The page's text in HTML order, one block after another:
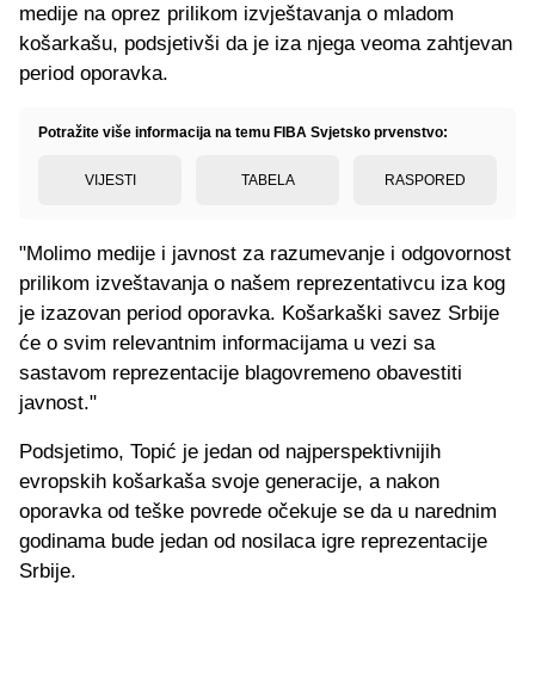
medije na oprez prilikom izvještavanja o mladom
košarkašu, podsjetivši da je iza njega veoma zahtjevan
period oporavka.
Potražite više informacija na temu FIBA Svjetsko prvenstvo:
VIJESTI TABELA RASPORED
"Molimo medije i javnost za razumevanje i odgovornost
prilikom izveštavanja o našem reprezentativcu iza kog
je izazovan period oporavka. Košarkaški savez Srbije
će o svim relevantnim informacijama u vezi sa
sastavom reprezentacije blagovremeno obavestiti
javnost."
Podsjetimo, Topić je jedan od najperspektivnijih
evropskih košarkaša svoje generacije, a nakon
oporavka od teške povrede očekuje se da u narednim
godinama bude jedan od nosilaca igre reprezentacije
Srbije.